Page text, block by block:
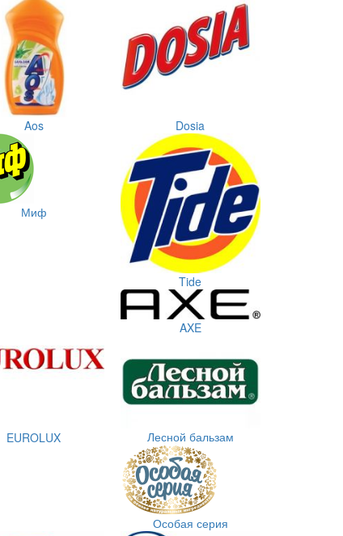
Aos Dosia
Миф
Tide
EUROLUX
AXE
Лесной бальзам
Особая серия